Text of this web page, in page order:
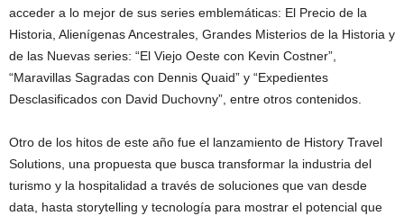
acceder a lo mejor de sus series emblemáticas: El Precio de la
Historia, Alienígenas Ancestrales, Grandes Misterios de la Historia y
de las Nuevas series: “El Viejo Oeste con Kevin Costner”,
“Maravillas Sagradas con Dennis Quaid” y “Expedientes
Desclasificados con David Duchovny”, entre otros contenidos.
Otro de los hitos de este año fue el lanzamiento de History Travel
Solutions, una propuesta que busca transformar la industria del
turismo y la hospitalidad a través de soluciones que van desde
data, hasta storytelling y tecnología para mostrar el potencial que